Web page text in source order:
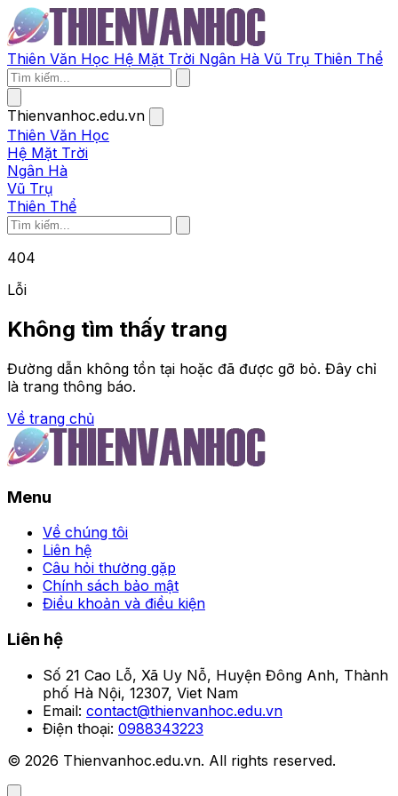
Thiên Văn Học Hệ Mặt Trời Ngân Hà Vũ Trụ Thiên Thể
Thienvanhoc.edu.vn
Thiên Văn Học
Hệ Mặt Trời
Ngân Hà
Vũ Trụ
Thiên Thể
404
Lỗi
Không tìm thấy trang
Đường dẫn không tồn tại hoặc đã được gỡ bỏ. Đây chỉ
là trang thông báo.
Về trang chủ
Trang chủ
Top 59+ ảnh Ngọc Trinh
sexy gay bão mạng xã hội
với nhan sắc đỉnh cao
•
Menu
Về chúng tôi
Liên hệ
Câu hỏi thường gặp
Chính sách bảo mật
Điều khoản và điều kiện
Liên hệ
Số 21 Cao Lỗ, Xã Uy Nỗ, Huyện Đông Anh, Thành
phố Hà Nội, 12307, Viet Nam
Email: contact@thienvanhoc.edu.vn
Điện thoại: 0988343223
© 2026 Thienvanhoc.edu.vn. All rights reserved.